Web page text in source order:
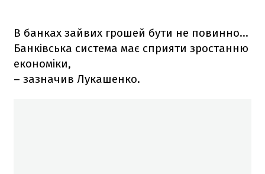
В банках зайвих грошей бути не повинно…
Банківська система має сприяти зростанню
економіки,
– зазначив Лукашенко.